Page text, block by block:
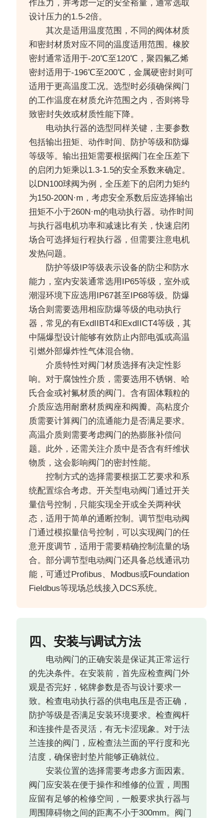
作压力，并考虑一定的安全裕量，通常选取
设计压力的1.5-2倍。
其次是适用温度范围，不同的阀体材质
和密封材质对应不同的温度适用范围。橡胶
密封通常适用于-20℃至120℃，聚四氟乙烯
密封适用于-196℃至200℃，金属硬密封则可
适用于更高温度工况。选型时必须确保阀门
的工作温度在材质允许范围之内，否则将导
致密封失效或材质性能下降。
电动执行器的选型同样关键，主要参数
包括输出扭矩、动作时间、防护等级和防爆
等级等。输出扭矩需要根据阀门在全压差下
的启闭力矩乘以1.3-1.5的安全系数来确定。
以DN100球阀为例，全压差下的启闭力矩约
为150-200N·m，考虑安全系数后应选择输出
扭矩不小于260N·m的电动执行器。动作时间
与执行器电机功率和减速比有关，快速启闭
场合可选择短行程执行器，但需要注意电机
发热问题。
防护等级IP等级表示设备的防尘和防水
能力，室内安装通常选用IP65等级，室外或
潮湿环境下应选用IP67甚至IP68等级。防爆
场合则需要选用相应防爆等级的电动执行
器，常见的有ExdIIBT4和ExdIICT4等级，其
中隔爆型设计能够有效防止内部电弧或高温
引燃外部爆炸性气体混合物。
介质特性对阀门材质选择有决定性影
响。对于腐蚀性介质，需要选用不锈钢、哈
氏合金或衬氟材质的阀门。含有固体颗粒的
介质应选用耐磨材质阀座和阀瓣。高粘度介
质需要计算阀门的流通能力是否满足要求。
高温介质则需要考虑阀门的热膨胀补偿问
题。此外，还需关注介质中是否含有纤维状
物质，这会影响阀门的密封性能。
控制方式的选择需要根据工艺要求和系
统配置综合考虑。开关型电动阀门通过开关
量信号控制，只能实现全开或全关两种状
态，适用于简单的通断控制。调节型电动阀
门通过模拟量信号控制，可以实现阀门的任
意开度调节，适用于需要精确控制流量的场
合。部分调节型电动阀门还具备总线通讯功
能，可通过Profibus、Modbus或Foundation
Fieldbus等现场总线接入DCS系统。
四、安装与调试方法
电动阀门的正确安装是保证其正常运行
的先决条件。在安装前，首先应检查阀门外
观是否完好，铭牌参数是否与设计要求一
致。检查电动执行器的供电电压是否正确，
防护等级是否满足安装环境要求。检查阀杆
和连接件是否灵活，有无卡涩现象。对于法
兰连接的阀门，应检查法兰面的平行度和光
洁度，确保密封垫片能够正确就位。
安装位置的选择需要考虑多方面因素。
阀门应安装在便于操作和维修的位置，周围
应留有足够的检修空间，一般要求执行器与
周围障碍物之间的距离不小于300mm。阀门